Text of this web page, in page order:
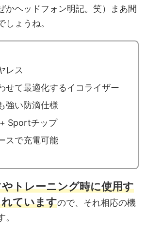
かヘッドフォン明記。笑）まあ間
しょうね。
レス
せて最適化するイコライザー
強い防滴仕様
Sportチップ
スで充電可能
トレーニング時に使用す
ていますので、それ相応の機